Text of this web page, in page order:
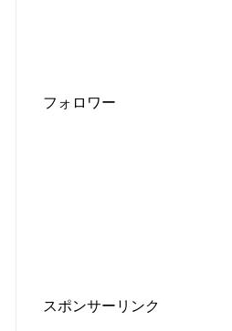
フォロワー
スポンサーリンク